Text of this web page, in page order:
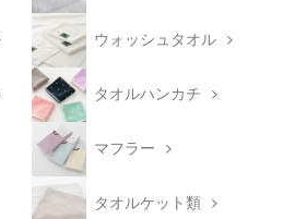
ウォッシュタオル
タオルハンカチ
マフラー
タオルケット類